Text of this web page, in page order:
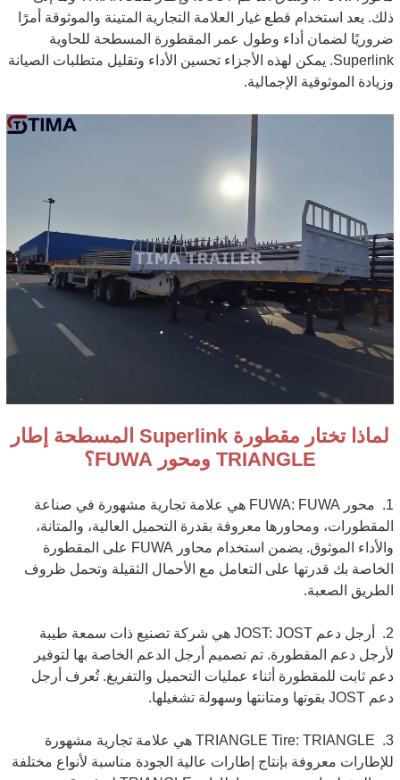
ذلك. يعد استخدام قطع غيار العلامة التجارية المتينة والموثوقة أمرًا
ضروريًا لضمان أداء وطول عمر المقطورة المسطحة للحاوية
Superlink. يمكن لهذه الأجزاء تحسين الأداء وتقليل متطلبات الصيانة
وزيادة الموثوقية الإجمالية.
لماذا تختار مقطورة Superlink المسطحة إطار
TRIANGLE ومحور FUWA؟
1.
محور FUWA: FUWA هي علامة تجارية مشهورة في صناعة
المقطورات، ومحاورها معروفة بقدرة التحميل العالية، والمتانة،
والأداء الموثوق. يضمن استخدام محاور FUWA على المقطورة
الخاصة بك قدرتها على التعامل مع الأحمال الثقيلة وتحمل ظروف
الطريق الصعبة.
2.
أرجل دعم JOST: JOST هي شركة تصنيع ذات سمعة طيبة
لأرجل دعم المقطورة. تم تصميم أرجل الدعم الخاصة بها لتوفير
دعم ثابت للمقطورة أثناء عمليات التحميل والتفريغ. تُعرف أرجل
دعم JOST بقوتها ومتانتها وسهولة تشغيلها.
3.
TRIANGLE Tire: TRIANGLE هي علامة تجارية مشهورة
للإطارات معروفة بإنتاج إطارات عالية الجودة مناسبة لأنواع مختلفة